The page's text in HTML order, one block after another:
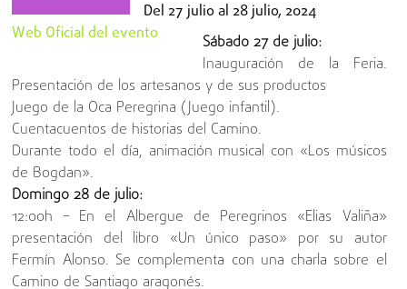
Del27 julio al28 julio, 2024
Web Oficial del evento
Sábado 27 de julio:
Inauguración de la Feria.
Presentación de los artesanos y de sus productos
Juego de la Oca Peregrina (Juego infantil).
Cuentacuentos de historias del Camino.
Durante todo el día, animación musical con «Los músicos
de Bogdan».
Domingo 28 de julio:
12:00h – En el Albergue de Peregrinos «Elias Valiña»
presentación del libro «Un único paso» por su autor
Fermín Alonso. Se complementa con una charla sobre el
Camino de Santiago aragonés.